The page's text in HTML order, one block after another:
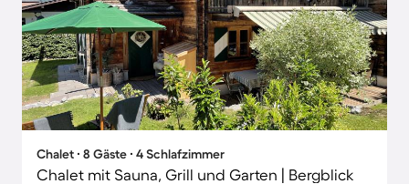
Chalet ∙ 8 Gäste ∙ 4 Schlafzimmer
Chalet mit Sauna, Grill und Garten | Bergblick